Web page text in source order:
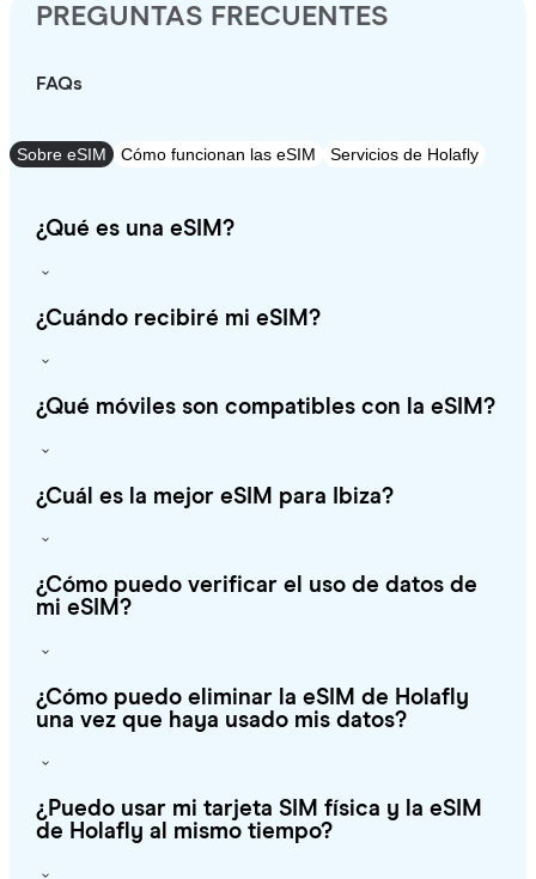
PREGUNTAS FRECUENTES
FAQs
Sobre eSIM Cómo funcionan las eSIM Servicios de Holafly
¿Qué es una eSIM?
¿Cuándo recibiré mi eSIM?
¿Qué móviles son compatibles con la eSIM?
¿Cuál es la mejor eSIM para Ibiza?
¿Cómo puedo verificar el uso de datos de
mi eSIM?
¿Cómo puedo eliminar la eSIM de Holafly
una vez que haya usado mis datos?
¿Puedo usar mi tarjeta SIM física y la eSIM
de Holafly al mismo tiempo?